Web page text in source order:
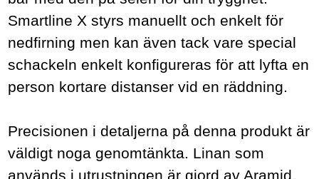
Smartline X styrs manuellt och enkelt för
nedfirning men kan även tack vare special
schackeln enkelt konfigureras för att lyfta en
person kortare distanser vid en räddning.
Precisionen i detaljerna på denna produkt är
väldigt noga genomtänkta. Linan som
används i utrustningen är gjord av Aramid,